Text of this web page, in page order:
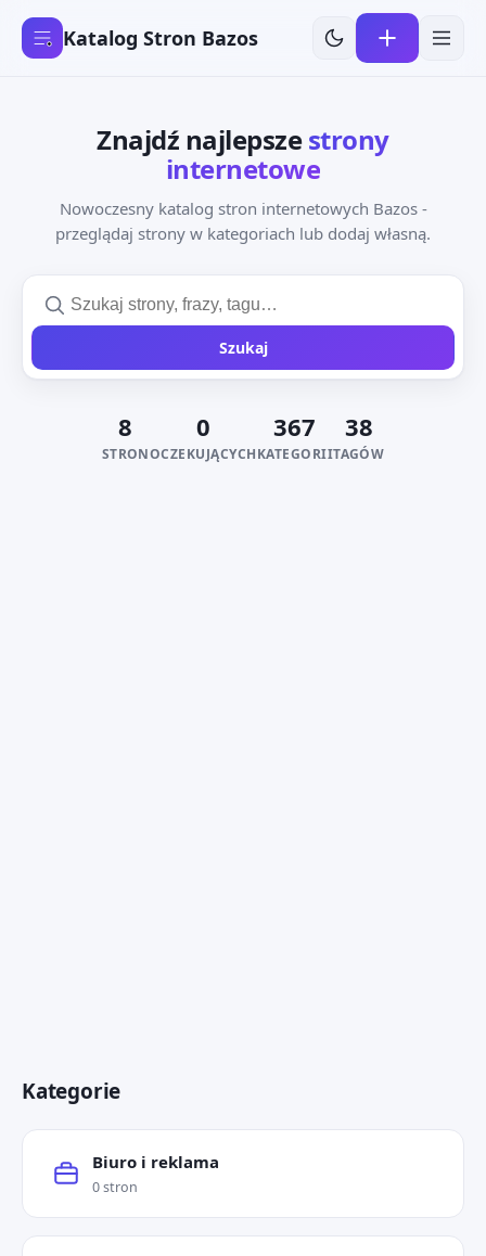
Katalog Stron Bazos
Znajdź najlepszestrony
internetowe
Nowoczesny katalog stron internetowych Bazos -
przeglądaj strony w kategoriach lub dodaj własną.
Szukaj
8
STRON
0
OCZEKUJĄCYCH
367
KATEGORII
38
TAGÓW
Kategorie
Biuro i reklama
0 stron